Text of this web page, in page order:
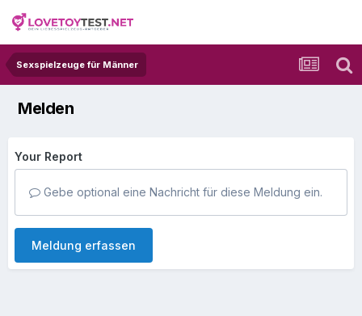
Sexspielzeuge für Männer
Melden
Your Report
Gebe optional eine Nachricht für diese Meldung ein.
Meldung erfassen